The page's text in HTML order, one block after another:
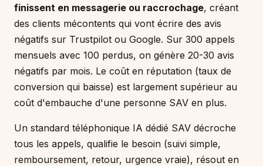
finissent en messagerie ou raccrochage, créant
des clients mécontents qui vont écrire des avis
négatifs sur Trustpilot ou Google. Sur 300 appels
mensuels avec 100 perdus, on génère 20-30 avis
négatifs par mois. Le coût en réputation (taux de
conversion qui baisse) est largement supérieur au
coût d'embauche d'une personne SAV en plus.
Un standard téléphonique IA dédié SAV décroche
tous les appels, qualifie le besoin (suivi simple,
remboursement, retour, urgence vraie), résout en